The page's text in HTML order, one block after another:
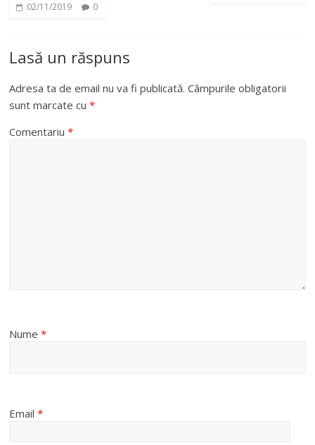
02/11/2019 0
Lasă un răspuns
Adresa ta de email nu va fi publicată. Câmpurile obligatorii
sunt marcate cu*
Comentariu*
Nume*
Email*